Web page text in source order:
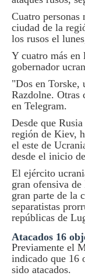
Cuatro personas
ciudad de la
los rusos el
Y cuatro más en
gobernador
"Dos en Torske,
Razdolne. Otras
en Telegram.
Desde que
región de Kiev,
el este de
desde el inicio
El ejército
gran ofensiva
gran parte de la
separatistas
repúblicas de
Atacados 16
Previamente el
indicado que 16
sido atacados.